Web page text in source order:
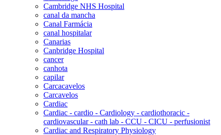
Cambridge NHS Hospital
canal da mancha
Canal Farmácia
canal hospitalar
Canarias
Canbridge Hospital
cancer
canhota
capilar
Carcacavelos
Carcavelos
Cardiac
Cardiac - cardio - Cardiology - cardiothoracic -
cardiovascular - cath lab - CCU - CICU - perfusionist
Cardiac and Respiratory Physiology